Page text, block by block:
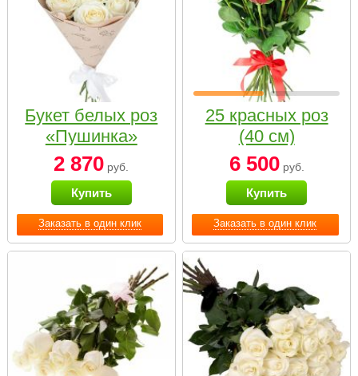
Заказать в один клик
Букет белых роз
«Пушинка»
2 870 руб.
Купить
Заказать в один клик
25 красных роз
(40 см)
6 500руб.
Купить